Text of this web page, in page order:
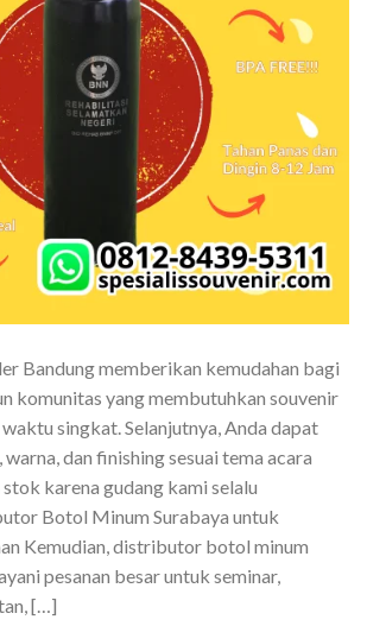
Bandung memberikan kemudahan bagi
komunitas yang membutuhkan souvenir
singkat. Selanjutnya, Anda dapat
dan finishing sesuai tema acara
karena gudang kami selalu
Botol Minum Surabaya untuk
Kemudian, distributor botol minum
pesanan besar untuk seminar,
[…]